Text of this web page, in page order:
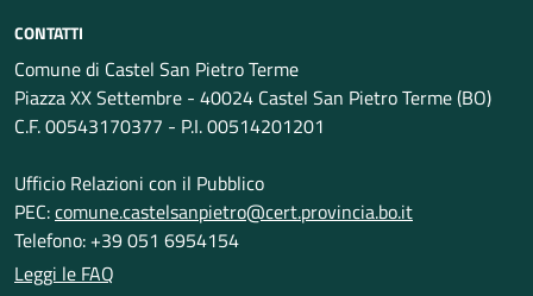
CONTATTI
Comune di Castel San Pietro Terme
Piazza XX Settembre - 40024 Castel San Pietro Terme (BO)
C.F. 00543170377 - P.I. 00514201201
Ufficio Relazioni con il Pubblico
PEC:comune.castelsanpietro@cert.provincia.bo.it
Telefono: +39 051 6954154
Leggi le FAQ